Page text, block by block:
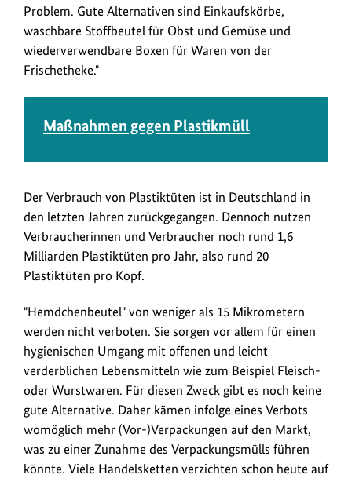
Problem. Gute Alternativen sind Einkaufskörbe,
waschbare Stoffbeutel für Obst und Gemüse und
wiederverwendbare Boxen für Waren von der
Frischetheke."
Maßnahmen gegen Plastikmüll
Der Verbrauch von Plastiktüten ist in Deutschland in
den letzten Jahren zurückgegangen. Dennoch nutzen
Verbraucherinnen und Verbraucher noch rund 1,6
Milliarden Plastiktüten pro Jahr, also rund 20
Plastiktüten pro Kopf.
"Hemdchenbeutel" von weniger als 15 Mikrometern
werden nicht verboten. Sie sorgen vor allem für einen
hygienischen Umgang mit offenen und leicht
verderblichen Lebensmitteln wie zum Beispiel Fleisch-
oder Wurstwaren. Für diesen Zweck gibt es noch keine
gute Alternative. Daher kämen infolge eines Verbots
womöglich mehr (Vor-)Verpackungen auf den Markt,
was zu einer Zunahme des Verpackungsmülls führen
könnte. Viele Handelsketten verzichten schon heute auf